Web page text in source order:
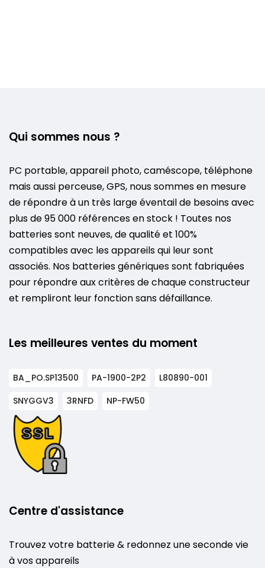
Qui sommes nous ?
PC portable, appareil photo, caméscope, téléphone
mais aussi perceuse, GPS, nous sommes en mesure
de répondre à un très large éventail de besoins avec
plus de 95 000 références en stock ! Toutes nos
batteries sont neuves, de qualité et 100%
compatibles avec les appareils qui leur sont
associés. Nos batteries génériques sont fabriquées
pour répondre aux critères de chaque constructeur
et rempliront leur fonction sans défaillance.
Les meilleures ventes du moment
BA_PO.SP13500 PA-1900-2P2
L80890-001
SNYGGV3
3RNFD NP-FW50
Centre d'assistance
Trouvez votre batterie & redonnez une seconde vie
à vos appareils